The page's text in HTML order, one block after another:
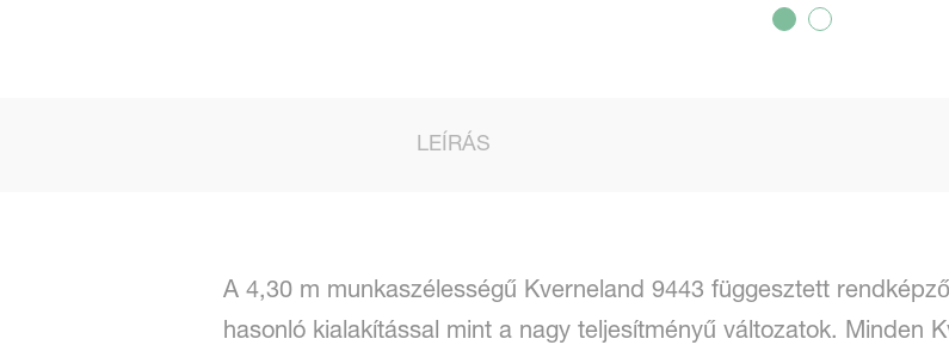
LEÍRÁS
A 4,30 m munkaszélességű Kverneland 9443 függesztett
hasonló kialakítással mint a nagy teljesítményű változatok. Minden